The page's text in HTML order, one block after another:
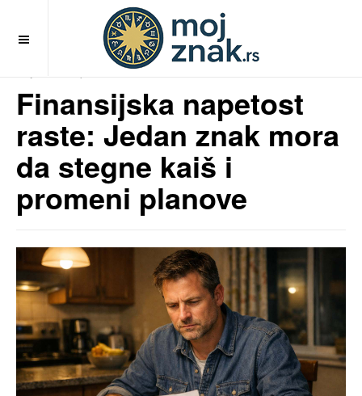
pre 6 meseci
Finansijska napetost
raste: Jedan znak mora
da stegne kaiš i
promeni planove